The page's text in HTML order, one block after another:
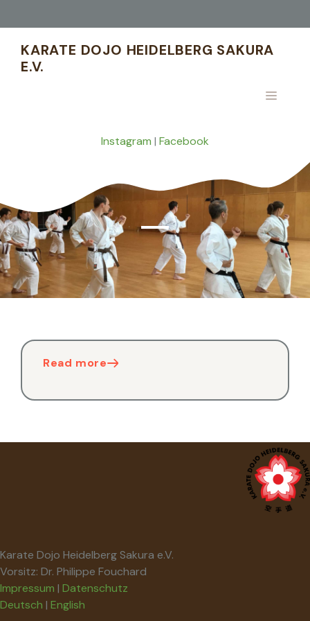
KARATE DOJO HEIDELBERG SAKURA
E.V.
MENÜ
Instagram | Facebook
Read more
Karate Dojo Heidelberg Sakura e.V.
Vorsitz: Dr. Philippe Fouchard
Impressum | Datenschutz
Deutsch | English